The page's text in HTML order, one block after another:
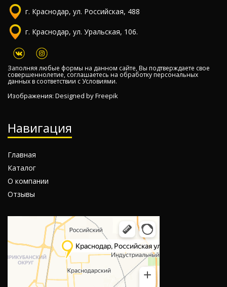
г. Краснодар, ул. Российская, 488
г. Краснодар, ул. Уральская, 106.
Заполняя любые формы на данном сайте, Вы подтверждаете свое
совершеннолетие, соглашаетесь на обработку персональных
данных в соответствии сУсловиями.
Изображения: Designed byFreepik
Навигация
Главная
Каталог
О компании
Отзывы